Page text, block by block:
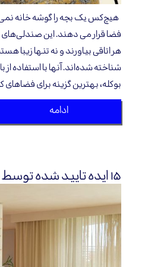
هیچ‌کس یک بچه را گوشه خانه
فضا قرار می دهند. این
هر اتاقی بیاورند و نه تنها زیبا
شناخته شده‌اند. آنها با استفاده
بوکله، بهترین گزینه‌ برای
ادامه
۱۵ ایده تایید شده توسط طراحان داخلی برای اتاق غذاخوری